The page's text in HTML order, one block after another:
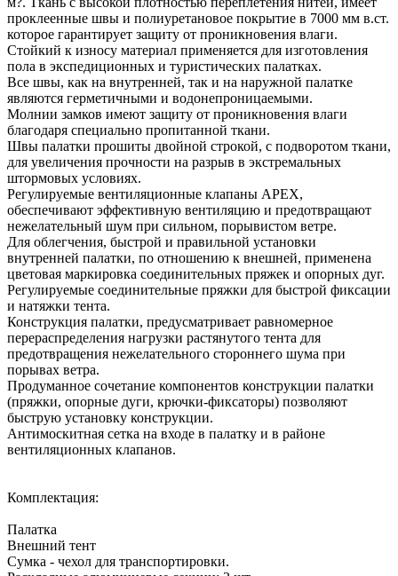
проклеенные швы и полиуретановое покрытие в 7000 мм в.ст.
которое гарантирует защиту от проникновения влаги.
Стойкий к износу материал применяется для изготовления
пола в экспедиционных и туристических палатках.
Все швы, как на внутренней, так и на наружной палатке
являются герметичными и водонепроницаемыми.
Молнии замков имеют защиту от проникновения влаги
благодаря специально пропитанной ткани.
Швы палатки прошиты двойной строкой, с подворотом ткани,
для увеличения прочности на разрыв в экстремальных
штормовых условиях.
Регулируемые вентиляционные клапаны APEX,
обеспечивают эффективную вентиляцию и предотвращают
нежелательный шум при сильном, порывистом ветре.
Для облегчения, быстрой и правильной установки
внутренней палатки, по отношению к внешней, применена
цветовая маркировка соединительных пряжек и опорных дуг.
Регулируемые соединительные пряжки для быстрой фиксации
и натяжки тента.
Конструкция палатки, предусматривает равномерное
перераспределения нагрузки растянутого тента для
предотвращения нежелательного стороннего шума при
порывах ветра.
Продуманное сочетание компонентов конструкции палатки
(пряжки, опорные дуги, крючки-фиксаторы) позволяют
быструю установку конструкции.
Антимоскитная сетка на входе в палатку и в районе
вентиляционных клапанов.
Комплектация:
Палатка
Внешний тент
Сумка - чехол для транспортировки.